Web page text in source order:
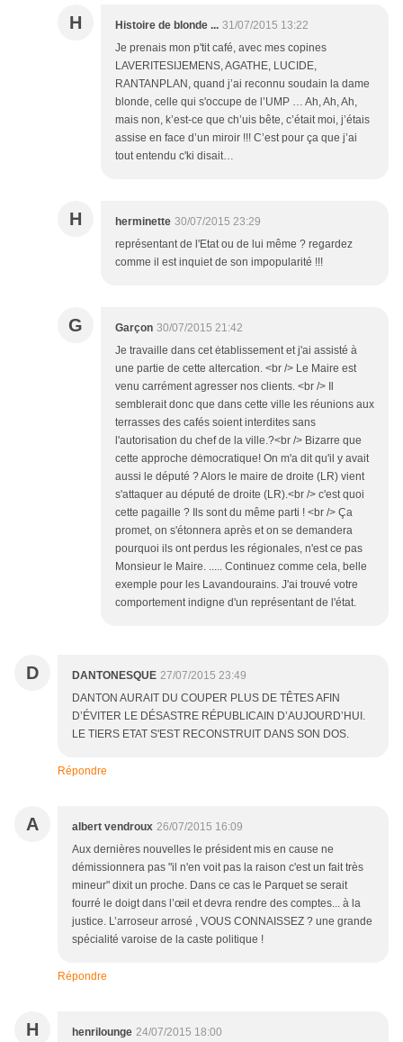
H Histoire de blonde ... 31/07/2015 13:22
Je prenais mon p'tit café, avec mes copines
LAVERITESIJEMENS, AGATHE, LUCIDE,
RANTANPLAN, quand j’ai reconnu soudain la dame
blonde, celle qui s'occupe de l’UMP … Ah, Ah, Ah,
mais non, k’est-ce que ch’uis bête, c’était moi, j’étais
assise en face d’un miroir !!! C’est pour ça que j’ai
tout entendu c'ki disait…
H herminette 30/07/2015 23:29
représentant de l'Etat ou de lui même ? regardez
comme il est inquiet de son impopularité !!!
G Garçon 30/07/2015 21:42
Je travaille dans cet ėtablissement et j'ai assisté à
une partie de cette altercation. <br /> Le Maire est
venu carrément agresser nos clients. <br /> Il
semblerait donc que dans cette ville les réunions aux
terrasses des cafés soient interdites sans
l'autorisation du chef de la ville.?<br /> Bizarre que
cette approche dėmocratique! On m'a dit qu'il y avait
aussi le député ? Alors le maire de droite (LR) vient
s'attaquer au député de droite (LR).<br /> c'est quoi
cette pagaille ? Ils sont du même parti ! <br /> Ça
promet, on s'étonnera après et on se demandera
pourquoi ils ont perdus les régionales, n'est ce pas
Monsieur le Maire. ..... Continuez comme cela, belle
exemple pour les Lavandourains. J'ai trouvé votre
comportement indigne d'un représentant de l'état.
D DANTONESQUE 27/07/2015 23:49
DANTON AURAIT DU COUPER PLUS DE TÊTES AFIN
D’ÉVITER LE DÉSASTRE RÉPUBLICAIN D’AUJOURD’HUI.
LE TIERS ETAT S'EST RECONSTRUIT DANS SON DOS.
Répondre
A albert vendroux 26/07/2015 16:09
Aux dernières nouvelles le président mis en cause ne
démissionnera pas "il n'en voit pas la raison c'est un fait très
mineur" dixit un proche. Dans ce cas le Parquet se serait
fourré le doigt dans l’œil et devra rendre des comptes... à la
justice. L’arroseur arrosé , VOUS CONNAISSEZ ? une grande
spécialité varoise de la caste politique !
Répondre
H henrilounge 24/07/2015 18:00